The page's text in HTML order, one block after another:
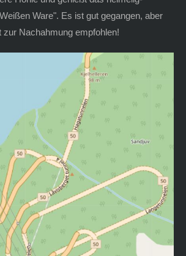
Ware". Es ist gut gegangen, aber
zur Nachahmung empfohlen!